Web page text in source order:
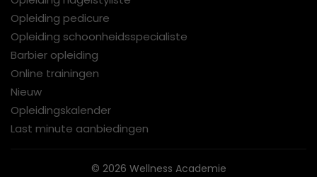
Opleiding pedicure
Opleiding schoonheidsspecialiste
Barbier opleiding
Online trainingen
Nieuw
Opleidingskalender
Last minute aanbiedingen
© 2026 Wellness Academie